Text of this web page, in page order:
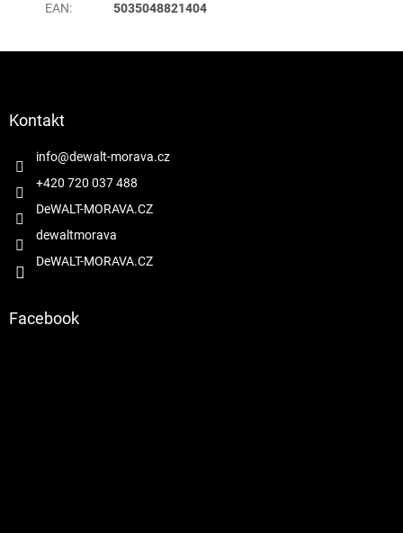
EAN: 5035048821404
Kontakt
info@dewalt-morava.cz
+420 720 037 488
DeWALT-MORAVA.CZ
dewaltmorava
DeWALT-MORAVA.CZ
Facebook